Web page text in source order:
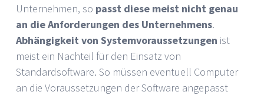
Unternehmen, so passt diese meist nicht genau
an die Anforderungen des Unternehmens.
Abhängigkeit von Systemvoraussetzungen ist
meist ein Nachteil für den Einsatz von
Standardsoftware. So müssen eventuell Computer
an die Voraussetzungen der Software angepasst